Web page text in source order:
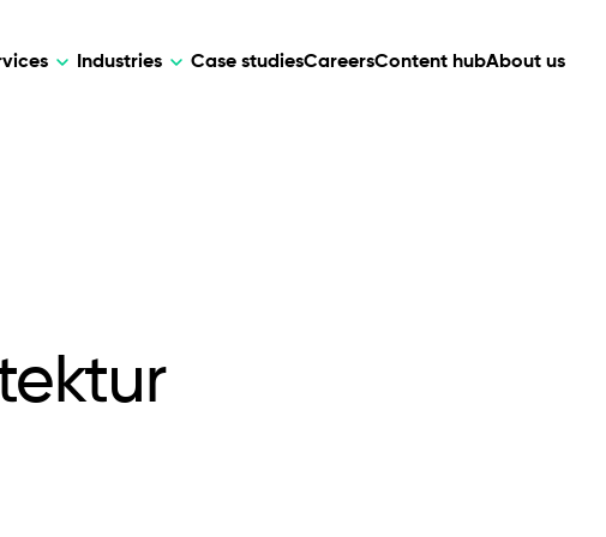
Industries Case studiesCareersContent hubAbout us